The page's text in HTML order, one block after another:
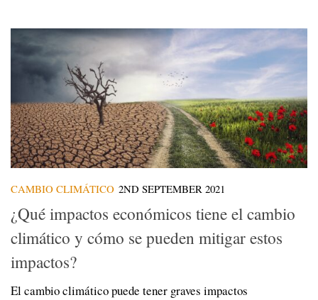
CAMBIO CLIMÁTICO 2ND SEPTEMBER 2021
¿Qué impactos económicos tiene el cambio
climático y cómo se pueden mitigar estos
impactos?
El cambio climático puede tener graves impactos